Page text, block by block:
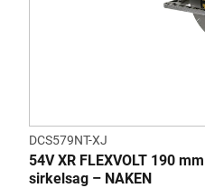
DCS579NT-XJ
54V XR FLEXVOLT 190
sirkelsag – NAKEN